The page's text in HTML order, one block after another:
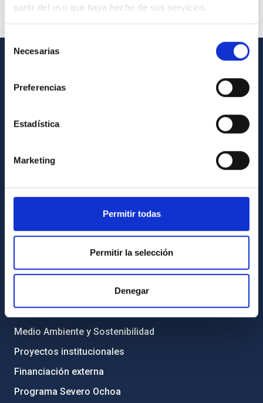
partir del uso que haya hecho de sus servicios.
Selección
Necesarias
Preferencias
Estadística
Marketing
Permitir todas
Permitir la selección
Denegar
Cómo llegar al IAC
Biblioteca
Legislación
Código ético y política antifraude
Igualdad y diversidad de género
Forever IAC
Medio Ambiente y Sostenibilidad
Proyectos institucionales
Financiación externa
Programa Severo Ochoa